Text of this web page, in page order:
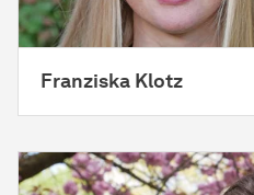
Franziska Klotz